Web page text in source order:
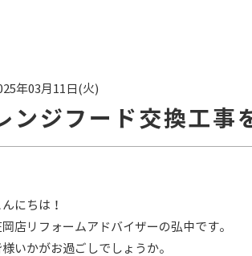
年03月11日(火)
ンジフード交換工事
んにちは！
店リフォームアドバイザーの弘中です。
いかがお過ごしでしょうか。